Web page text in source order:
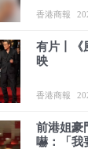
香港商報
有片丨《
映
香港商報
前港姐豪
嚇：「我